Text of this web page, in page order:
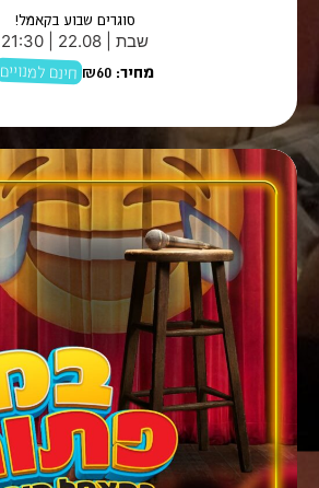
סוגרים שבוע בקאמל!
שבת | 22.08 | 21:30
מחיר: ₪60 חינם למנויים